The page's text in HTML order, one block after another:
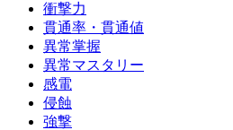
衝撃力
貫通率・貫通値
異常掌握
異常マスタリー
感電
侵蝕
強撃